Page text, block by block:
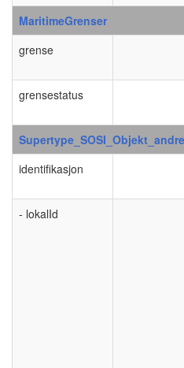
MaritimeGrenser
grense
grensestatus
identifikasjon
- lokalId